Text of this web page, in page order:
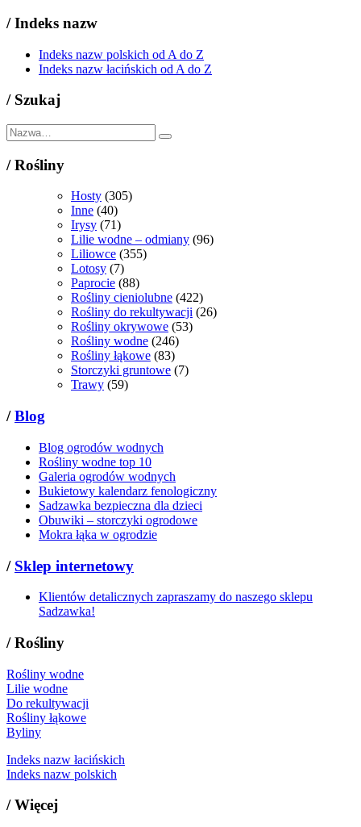
/Indeks nazw
Indeks nazw polskich od A do Z
Indeks nazw łacińskich od A do Z
/ Szukaj
/Rośliny
Hosty (305)
Inne (40)
Irysy (71)
Lilie wodne – odmiany (96)
Liliowce (355)
Lotosy (7)
Paprocie (88)
Rośliny cieniolubne (422)
Rośliny do rekultywacji (26)
Rośliny okrywowe (53)
Rośliny wodne (246)
Rośliny łąkowe (83)
Storczyki gruntowe (7)
Trawy (59)
/Blog
Blog ogrodów wodnych
Rośliny wodne top 10
Galeria ogrodów wodnych
Bukietowy kalendarz fenologiczny
Sadzawka bezpieczna dla dzieci
Obuwiki – storczyki ogrodowe
Mokra łąka w ogrodzie
/ Sklep internetowy
Klientów detalicznych zapraszamy do naszego sklepu
Sadzawka!
/Rośliny
Rośliny wodne
Lilie wodne
Do rekultywacji
Rośliny łąkowe
Byliny
Indeks nazw łacińskich
Indeks nazw polskich
/Więcej